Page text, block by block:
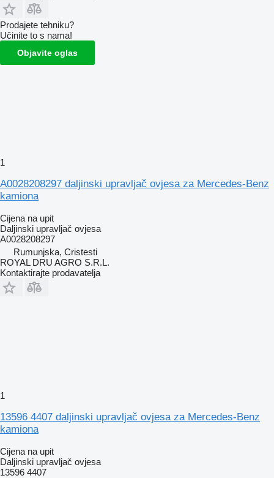
Prodajete tehniku?
Učinite to s nama!
Objavite oglas
1
A0028208297 daljinski upravljač ovjesa za Mercedes-Benz
kamiona
Cijena na upit
Daljinski upravljač ovjesa
A0028208297
Rumunjska, Cristesti
ROYAL DRU AGRO S.R.L.
Kontaktirajte prodavatelja
1
13596 4407 daljinski upravljač ovjesa za Mercedes-Benz
kamiona
Cijena na upit
Daljinski upravljač ovjesa
13596 4407